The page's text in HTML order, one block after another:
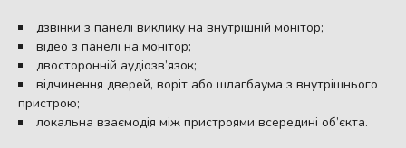
дзвінки з панелі виклику на внутрішній монітор;
відео з панелі на монітор;
двосторонній аудіозв’язок;
відчинення дверей, воріт або шлагбаума з внутрішнього
пристрою;
локальна взаємодія між пристроями всередині об’єкта.